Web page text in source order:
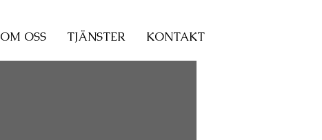
OM OSS TJÄNSTER KONTAKT